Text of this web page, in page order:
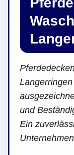
und
Ein